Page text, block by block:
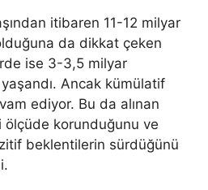
itibaren 11-12 milyar
da dikkat çeken
ise 3-3,5 milyar
yaşandı. Ancak kümülatif
ediyor. Bu da alınan
ölçüde korunduğunu ve
beklentilerin sürdüğünü